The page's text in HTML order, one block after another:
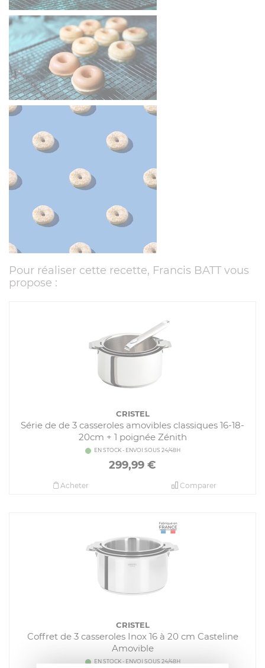
Pour réaliser cette recette, Francis BATT vous
propose :
CRISTEL
Série de de 3 casseroles amovibles classiques 16-18-
20cm + 1 poignée Zénith
EN STOCK - ENVOI SOUS 24/48H
299,99 €
Comparer
Acheter
CRISTEL
Coffret de 3 casseroles Inox 16 à 20 cm Casteline
Amovible
EN STOCK - ENVOI SOUS 24/48H